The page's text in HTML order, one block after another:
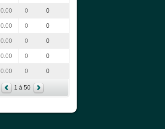
0.00 0 0
0.00 0 0
0.00 0 0
0.00 0 0
0.00 0 0
1 à 50